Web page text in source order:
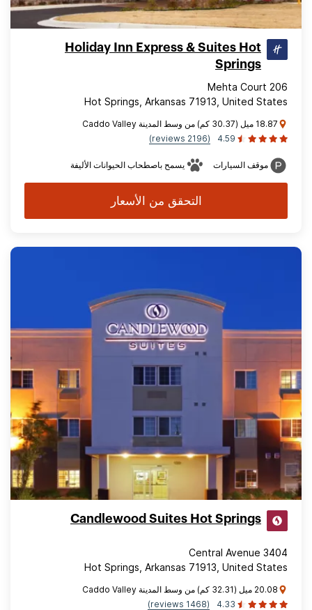
Holiday Inn Express & Suites Hot
Springs
206 Mehta Court
Hot Springs, Arkansas 71913, United States
18.87 ميل (30.37 كم) من وسط المدينة Caddo Valley
4.59
(2196 reviews)
موقف السيارات يسمح باصطحاب الحيوانات الأليفة
التحقق من الأسعار
Candlewood Suites Hot Springs
3404 Central Avenue
Hot Springs, Arkansas 71913, United States
20.08 ميل (32.31 كم) من وسط المدينة Caddo Valley
4.33
(1468 reviews)